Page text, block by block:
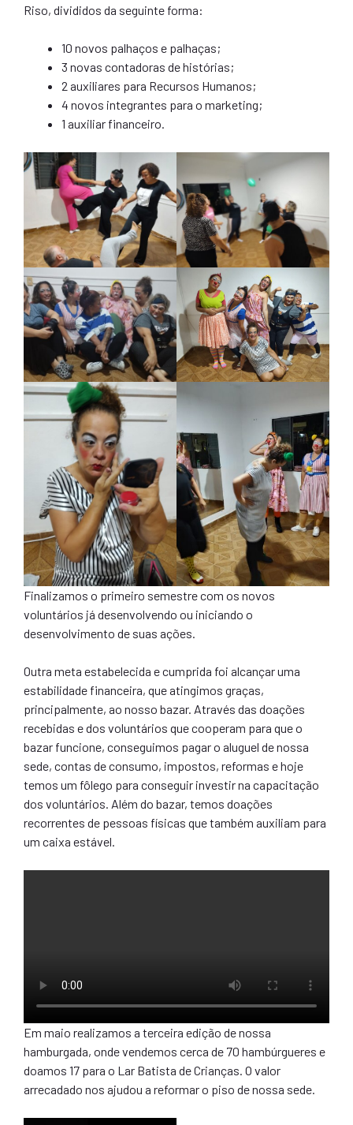
Riso, divididos da seguinte forma:
10 novos palhaços e palhaças;
3 novas contadoras de histórias;
2 auxiliares para Recursos Humanos;
4 novos integrantes para o marketing;
1 auxiliar financeiro.
Finalizamos o primeiro semestre com os novos
voluntários já desenvolvendo ou iniciando o
desenvolvimento de suas ações.
Outra meta estabelecida e cumprida foi alcançar uma
estabilidade financeira, que atingimos graças,
principalmente, ao nosso bazar. Através das doações
recebidas e dos voluntários que cooperam para que o
bazar funcione, conseguimos pagar o aluguel de nossa
sede, contas de consumo, impostos, reformas e hoje
temos um fôlego para conseguir investir na capacitação
dos voluntários. Além do bazar, temos doações
recorrentes de pessoas físicas que também auxiliam para
um caixa estável.
Em maio realizamos a terceira edição de nossa
hamburgada, onde vendemos cerca de 70 hambúrgueres e
doamos 17 para o Lar Batista de Crianças. O valor
arrecadado nos ajudou a reformar o piso de nossa sede.